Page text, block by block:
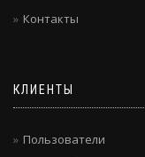
Контакты
КЛИЕНТЫ
Пользователи